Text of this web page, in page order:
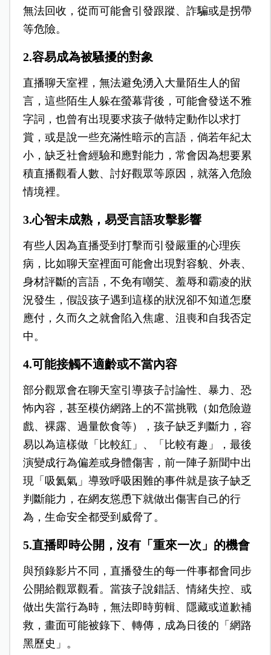
無法回收，從而可能會引發跟蹤、詐騙或是拐帶
等危險。
2.容易成為被騷擾的對象
直播聊天室裡，無法避免湧入大量陌生人的留
言，這些陌生人躲在螢幕背後，可能會發送不雅
字詞，也曾有出現要求孩子做特定動作以求打
賞，或是說一些充滿性暗示的言語，倘若年紀太
小，缺乏社會經驗和應對能力，常會因為想要累
積直播觀看人數、討好觀眾等原因，就落入危險
情境裡。
3.心智未成熟，易受言語攻擊影響
有些人因為直播受到打擊而引發嚴重的心理疾
病，比如聊天室裡面可能會出現對容貌、外表、
身材評斷的言語，不免有嘲笑、羞辱和霸凌的狀
況發生，假設孩子遇到這樣的狀況卻不知道怎麼
應付，久而久之就會陷入焦慮、沮喪和自我否定
中。
4.可能接觸不適齡或不當內容
部分觀眾會在聊天室引導孩子討論性、暴力、恐
怖內容，甚至模仿網路上的不當挑戰（如危險遊
戲、裸露、過量飲食等），孩子缺乏判斷力，容
易以為這樣做「比較紅」、「比較有趣」，最後
演變成行為偏差或身體傷害，前一陣子新聞中出
現「吸氦氣」導致呼吸困難的事件就是孩子缺乏
判斷能力，在網友慫恿下就做出傷害自己的行
為，生命安全都受到威脅了。
5.直播即時公開，沒有「重來一次」的機會
與預錄影片不同，直播發生的每一件事都會同步
公開給觀眾觀看。當孩子說錯話、情緒失控、或
做出失當行為時，無法即時剪輯、隱藏或道歉補
救，畫面可能被錄下、轉傳，成為日後的「網路
黑歷史」。